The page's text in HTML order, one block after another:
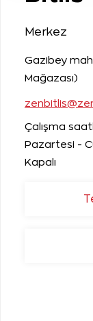
Merkez
Gazibey
Mağazası)
Çalışma
Pazartesi -
Kapalı